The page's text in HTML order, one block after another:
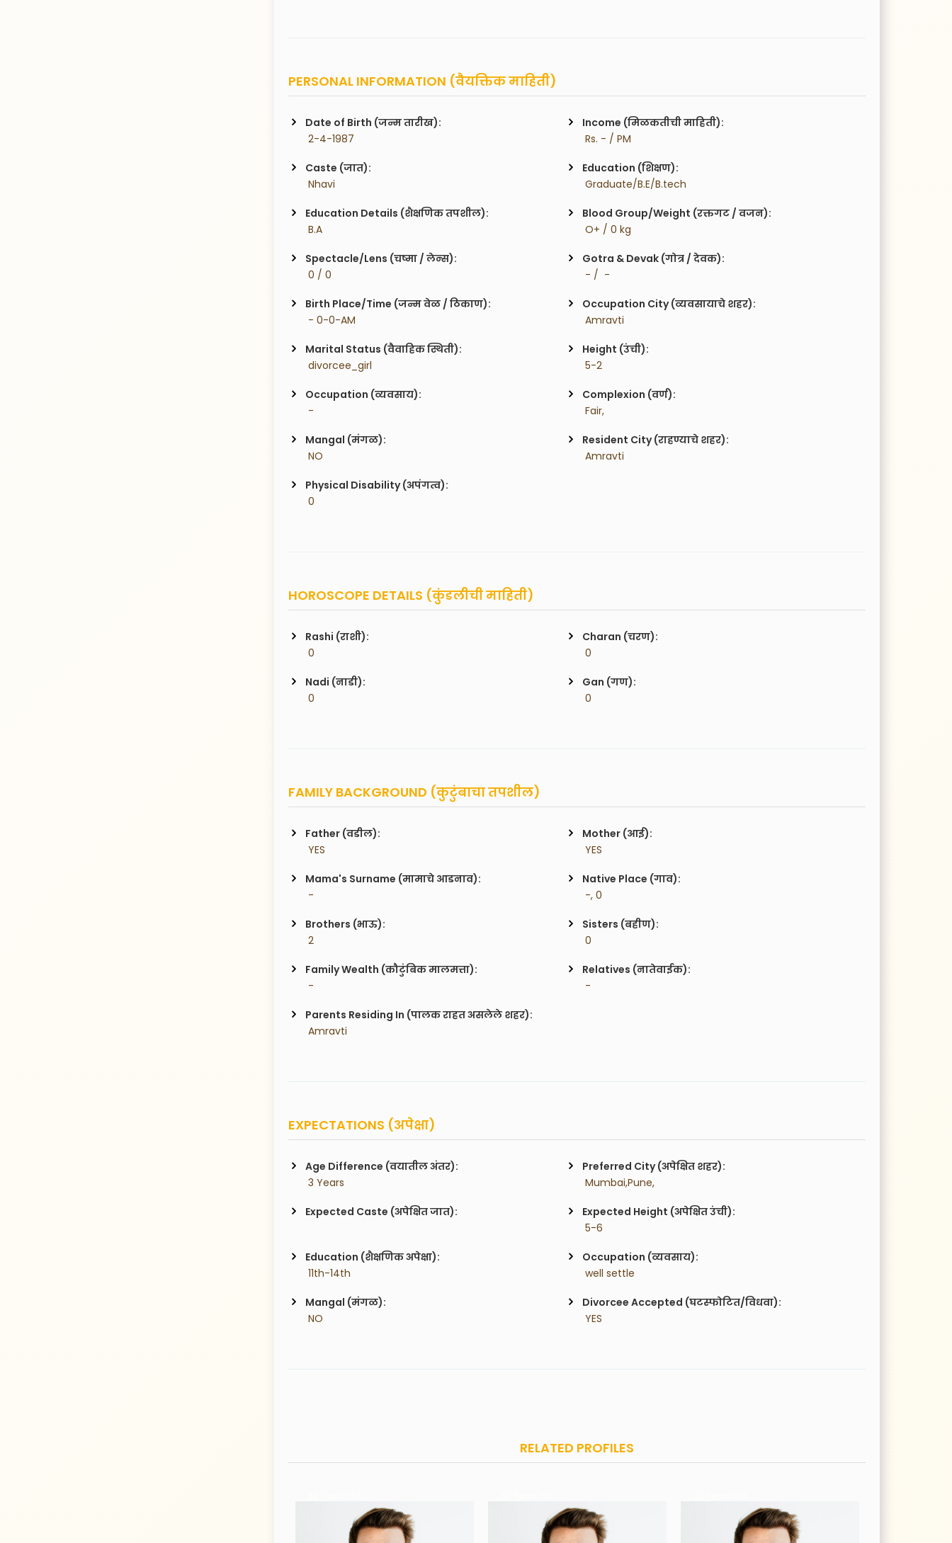
PERSONAL INFORMATION (वैयक्तिक माहिती)
Date of Birth (जन्म तारीख):
2-4-1987
Income (मिळकतीची माहिती):
Rs. - / PM
Caste (जात):
Nhavi
Education (शिक्षण):
Graduate/B.E/B.tech
Education Details (शैक्षणिक तपशील):
B.A
Blood Group/Weight (रक्तगट / वजन):
O+ / 0 kg
Spectacle/Lens (चष्मा / लेन्स):
0 / 0
Gotra & Devak (गोत्र / देवक):
- /  -
Birth Place/Time (जन्म वेळ / ठिकाण):
- 0-0-AM
Occupation City (व्यवसायाचे शहर):
Amravti
Marital Status (वैवाहिक स्थिती):
divorcee_girl
Height (उंची):
5-2
Occupation (व्यवसाय):
-
Complexion (वर्ण):
Fair,
Mangal (मंगळ):
NO
Resident City (राहण्याचे शहर):
Amravti
Physical Disability (अपंगत्व):
0
HOROSCOPE DETAILS (कुंडलीची माहिती)
Rashi (राशी):
0
Charan (चरण):
0
Nadi (नाडी):
0
Gan (गण):
0
FAMILY BACKGROUND (कुटुंबाचा तपशील)
Father (वडील):
YES
Mother (आई):
YES
Mama's Surname (मामाचे आडनाव):
-
Native Place (गाव):
-, 0
Brothers (भाऊ):
2
Sisters (बहीण):
0
Family Wealth (कौटुंबिक मालमत्ता):
-
Relatives (नातेवाईक):
-
Parents Residing In (पालक राहत असलेले शहर):
Amravti
EXPECTATIONS (अपेक्षा)
Age Difference (वयातील अंतर):
3 Years
Preferred City (अपेक्षित शहर):
Mumbai,Pune,
Expected Caste (अपेक्षित जात):
Expected Height (अपेक्षित उंची):
5-6
Education (शैक्षणिक अपेक्षा):
11th-14th
Occupation (व्यवसाय):
well settle
Mangal (मंगळ):
NO
Divorcee Accepted (घटस्फोटित/विधवा):
YES
RELATED PROFILES